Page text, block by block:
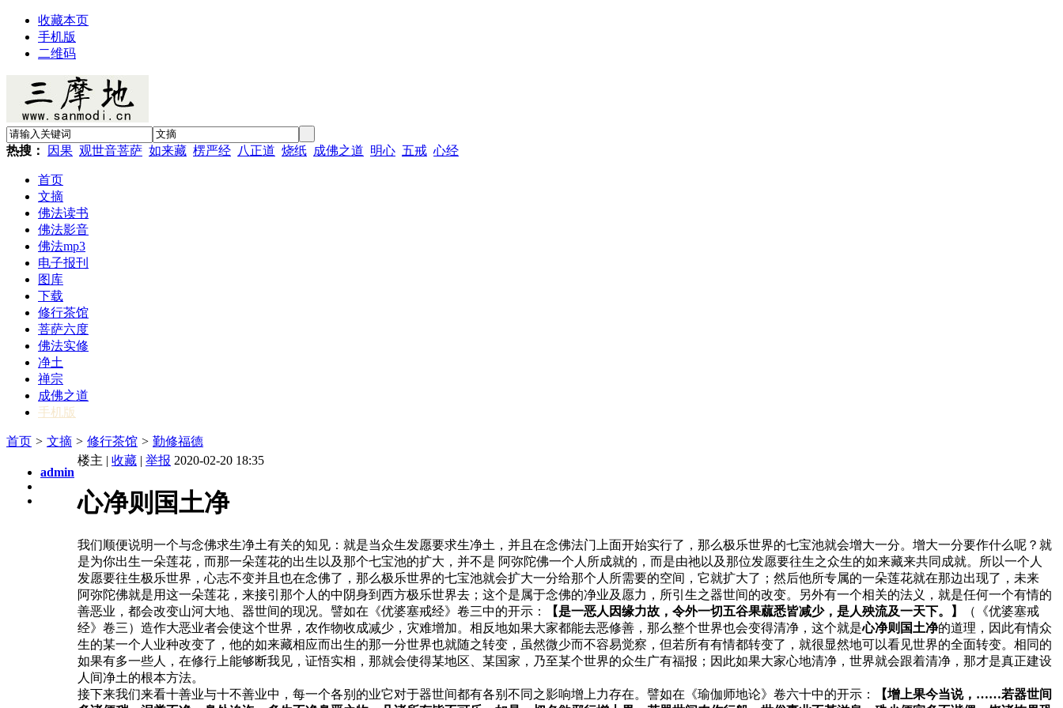
收藏本页
手机版
二维码
热搜： 因果 观世音菩萨 如来藏 楞严经 八正道 烧纸 成佛之道 明心 五戒 心经
首页
文摘
佛法读书
佛法影音
佛法mp3
电子报刊
图库
下载
修行茶馆
菩萨六度
佛法实修
净土
禅宗
成佛之道
手机版
首页 > 文摘 > 修行茶馆 > 勤修福德
admin
楼主 | 收藏 | 举报 2020-02-20 18:35
心净则国土净
我们顺便说明一个与念佛求生净土有关的知见：就是当众生发愿要求生净土，并且在念佛法门上面开始实行了，那么极乐世界的七宝池就会增大一分。增大一分要作什么呢？就
是为你出生一朵莲花，而那一朵莲花的出生以及那个七宝池的扩大，并不是 阿弥陀佛一个人所成就的，而是由祂以及那位发愿要往生之众生的如来藏来共同成就。所以一个人
发愿要往生极乐世界，心志不变并且也在念佛了，那么极乐世界的七宝池就会扩大一分给那个人所需要的空间，它就扩大了；然后他所专属的一朵莲花就在那边出现了，未来
阿弥陀佛就是用这一朵莲花，来接引那个人的中阴身到西方极乐世界去；这个是属于念佛的净业及愿力，所引生之器世间的改变。另外有一个相关的法义，就是任何一个有情的
善恶业，都会改变山河大地、器世间的现况。譬如在《优婆塞戒经》卷三中的开示：
【是一恶人因缘力故，令外一切五谷果蓏悉皆减少，是人殃流及一天下。】
（《优婆塞戒
经》卷三）造作大恶业者会使这个世界，农作物收成减少，灾难增加。相反地如果大家都能去恶修善，那么整个世界也会变得清净，这个就是心净则国土净的道理，因此有情众
生的某一个人业种改变了，他的如来藏相应而出生的那一分世界也就随之转变，虽然微少而不容易觉察，但若所有有情都转变了，就很显然地可以看见世界的全面转变。相同的
如果有多一些人，在修行上能够断我见，证悟实相，那就会使得某地区、某国家，乃至某个世界的众生广有福报；因此如果大家心地清净，世界就会跟着清净，那才是真正建设
人间净土的根本方法。
接下来我们来看十善业与十不善业中，每一个各别的业它对于器世间都有各别不同之影响增上力存在。譬如在《瑜伽师地论》卷六十中的开示：
【增上果今当说，……若器世间